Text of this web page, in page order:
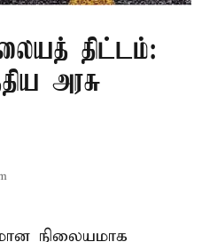
திட்டம்:
அரசு
நிலையமாக